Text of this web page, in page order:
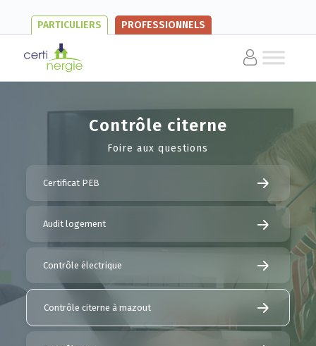
PARTICULIERS PROFESSIONNELS
Contrôle citerne
Foire aux questions
Certificat PEB
Audit logement
Contrôle électrique
Contrôle citerne à mazout